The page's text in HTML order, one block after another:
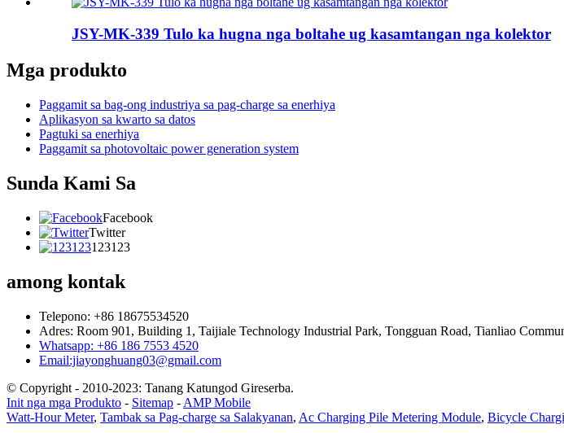
JSY-MK-339 Tulo ka hugna nga boltahe ug kasamtangan nga kolektor
Mga produkto
Paggamit sa bag-ong industriya sa pag-charge sa enerhiya
Aplikasyon sa kwarto sa datos
Pagtuki sa enerhiya
Paggamit sa photovoltaic power generation system
Sunda Kami Sa
Facebook
Twitter
123123
among kontak
Telepono: +86 18675534520
Adres: Room 901, Building 1, Taijiale Technology Industrial Park, Tongguan Road, Tianliao
Whatsapp: +86 186 7553 4520
Email:jiayonghuang03@gmail.com
© Copyright - 2010-2023: Tanang Katungod Gireserba.
Init nga mga Produkto - Sitemap - AMP Mobile
Watt-Hour Meter, Tambak sa Pag-charge sa Salakyanan, Ac Charging Pile Metering Module, Bicycle